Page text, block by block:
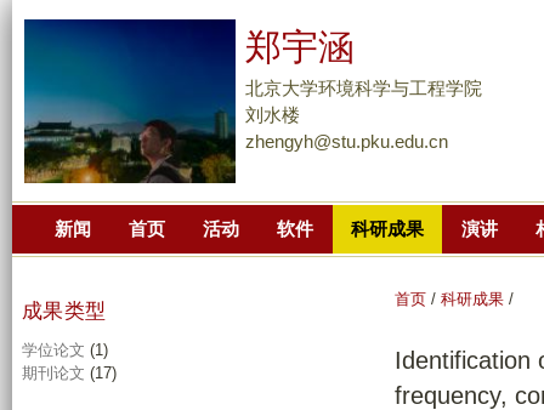
主
容
分
郑宇涵
北京大学环境科学与工程学院
刘水楼
zhengyh@stu.pku.edu.cn
新闻 首页 活动 软件 科研成果 演讲
首页 / 科研成果 /
Identification
frequency,
成果类型
学位论文 (1)
期刊论文 (17)